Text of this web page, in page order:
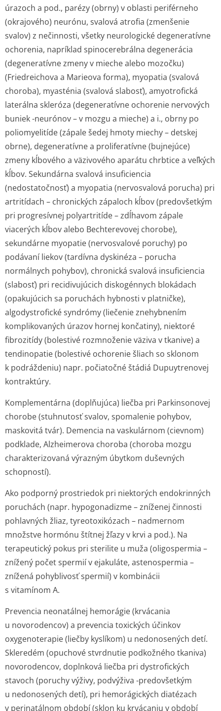
úrazoch a pod., parézy (obrny) v oblasti periférneho
(okrajového) neurónu, svalová atrofia (zmenšenie
svalov) z nečinnosti, všetky neurologické degeneratívne
ochorenia, napríklad spinocerebrálna degenerácia
(degeneratívne zmeny v mieche alebo mozočku)
(Friedreichova a Marieova forma), myopatia (svalová
choroba), myasténia (svalová slabosť), amyotrofická
laterálna skleróza (degeneratívne ochorenie nervových
buniek -neurónov – v mozgu a mieche) a i., obrny po
poliomyelitíde (zápale šedej hmoty miechy – detskej
obrne), degeneratívne a proliferatívne (bujnejúce)
zmeny kĺbového a väzivového aparátu chrbtice a veľkých
kĺbov. Sekundárna svalová insuficiencia
(nedostatočnosť) a myopatia (nervosvalová porucha) pri
artritídach – chronických zápaloch kĺbov (predovšetkým
pri progresívnej polyartritíde – zdĺhavom zápale
viacerých kĺbov alebo Bechterevovej chorobe),
sekundárne myopatie (nervosvalové poruchy) po
podávaní liekov (tardívna dyskinéza – porucha
normálnych pohybov), chronická svalová insuficiencia
(slabosť) pri recidivujúcich diskogénnych blokádach
(opakujúcich sa poruchách hybnosti v platničke),
algodystrofické syndrómy (liečenie znehybnením
komplikovaných úrazov hornej končatiny), niektoré
fibrozitídy (bolestivé rozmnoženie väziva v tkanive) a
tendinopatie (bolestivé ochorenie šliach so sklonom
k podráždeniu) napr. počiatočné štádiá Dupuytrenovej
kontraktúry.
Komplementárna (doplňujúca) liečba pri Parkinsonovej
chorobe (stuhnutosť svalov, spomalenie pohybov,
maskovitá tvár). Demencia na vaskulárnom (cievnom)
podklade, Alzheimerova choroba (choroba mozgu
charakterizovaná výrazným úbytkom duševných
schopností).
Ako podporný prostriedok pri niektorých endokrinných
poruchách (napr. hypogonadizme – zníženej činnosti
pohlavných žliaz, tyreotoxikózach – nadmernom
množstve hormónu štítnej žľazy v krvi a pod.). Na
terapeutický pokus pri sterilite u muža (oligospermia –
znížený počet spermií v ejakuláte, astenospermia –
znížená pohyblivosť spermií) v kombinácii
s vitamínom A.
Prevencia neonatálnej hemorágie (krvácania
u novorodencov) a prevencia toxických účinkov
oxygenoterapie (liečby kyslíkom) u nedonosených detí.
Skleredém (opuchové stvrdnutie podkožného tkaniva)
novorodencov, doplnková liečba pri dystrofických
stavoch (poruchy výživy, podvýživa -predovšetkým
u nedonosených detí), pri hemorágických diatézach
v perinatálnom období (sklon ku krvácaniu v období